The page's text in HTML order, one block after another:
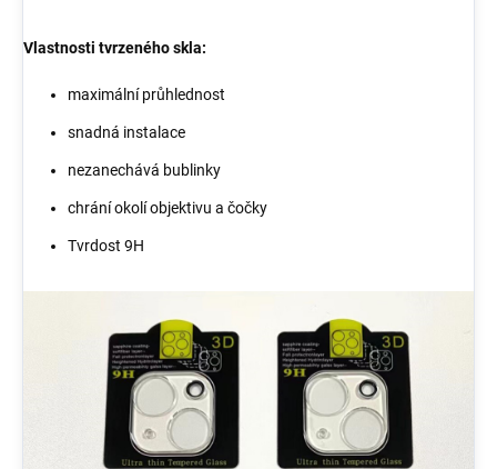
Vlastnosti tvrzeného skla:
maximální průhlednost
snadná instalace
nezanechává bublinky
chrání okolí objektivu a čočky
Tvrdost 9H